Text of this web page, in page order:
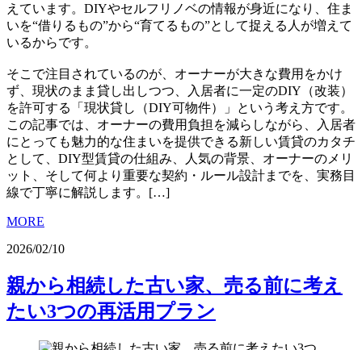
えています。DIYやセルフリノベの情報が身近になり、住ま
いを“借りるもの”から“育てるもの”として捉える人が増えて
いるからです。
そこで注目されているのが、オーナーが大きな費用をかけ
ず、現状のまま貸し出しつつ、入居者に一定のDIY（改装）
を許可する「現状貸し（DIY可物件）」という考え方です。
この記事では、オーナーの費用負担を減らしながら、入居者
にとっても魅力的な住まいを提供できる新しい賃貸のカタチ
として、DIY型賃貸の仕組み、人気の背景、オーナーのメリ
ット、そして何より重要な契約・ルール設計までを、実務目
線で丁寧に解説します。[…]
MORE
2026/02/10
親から相続した古い家、売る前に考え
たい3つの再活用プラン